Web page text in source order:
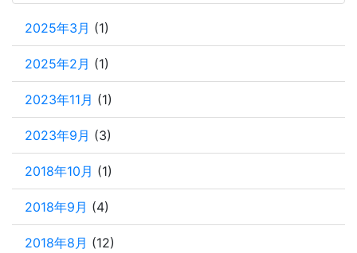
2025年3月 (1)
2025年2月 (1)
2023年11月 (1)
2023年9月 (3)
2018年10月 (1)
2018年9月 (4)
2018年8月 (12)